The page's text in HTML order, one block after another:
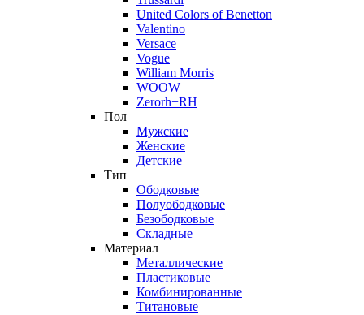
United Colors of Benetton
Valentino
Versace
Vogue
William Morris
WOOW
Zerorh+RH
Пол
Мужские
Женские
Детские
Тип
Ободковые
Полуободковые
Безободковые
Складные
Материал
Металлические
Пластиковые
Комбинированные
Титановые